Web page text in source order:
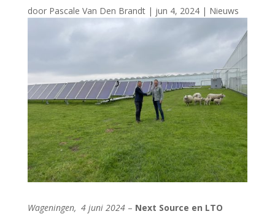
door Pascale Van Den Brandt| jun 4, 2024| Nieuws
Wageningen, 4 juni 2024 – Next Source en LTO